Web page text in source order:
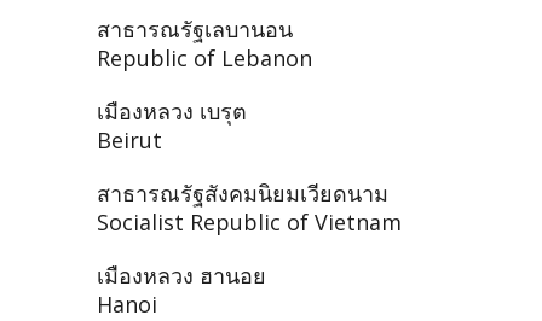
สาธารณรัฐเลบานอน
Republic of Lebanon
เมืองหลวง เบรุต
Beirut
สาธารณรัฐสังคมนิยมเวียดนาม
Socialist Republic of Vietnam
เมืองหลวง ฮานอย
Hanoi